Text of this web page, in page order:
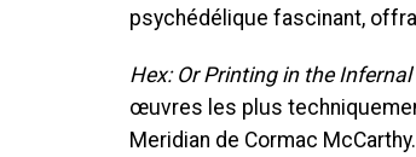
psychédélique fascinant,
Hex: Or Printing in the
œuvres les plus
Meridian de Cormac McCarthy.